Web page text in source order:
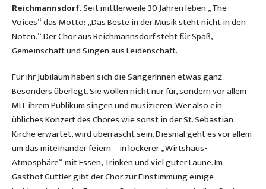
Reichmannsdorf.Seit mittlerweile 30 Jahren leben „The
Voices“ das Motto: „Das Beste in der Musik steht nicht in den
Noten.“ Der Chor aus Reichmannsdorf steht für Spaß,
Gemeinschaft und Singen aus Leidenschaft.
Für ihr Jubiläum haben sich die SängerInnen etwas ganz
Besonders überlegt. Sie wollen nicht nur für, sondern vor allem
MIT ihrem Publikum singen und musizieren. Wer also ein
übliches Konzert des Chores wie sonst in der St. Sebastian
Kirche erwartet, wird überrascht sein. Diesmal geht es vor allem
um das miteinander feiern – in lockerer „Wirtshaus-
Atmosphäre“ mit Essen, Trinken und viel guter Laune. Im
Gasthof Güttler gibt der Chor zur Einstimmung einige